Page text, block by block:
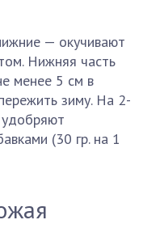
— окучивают
Нижняя часть
менее 5 см в
зиму. На 2-
(30 гр. на 1